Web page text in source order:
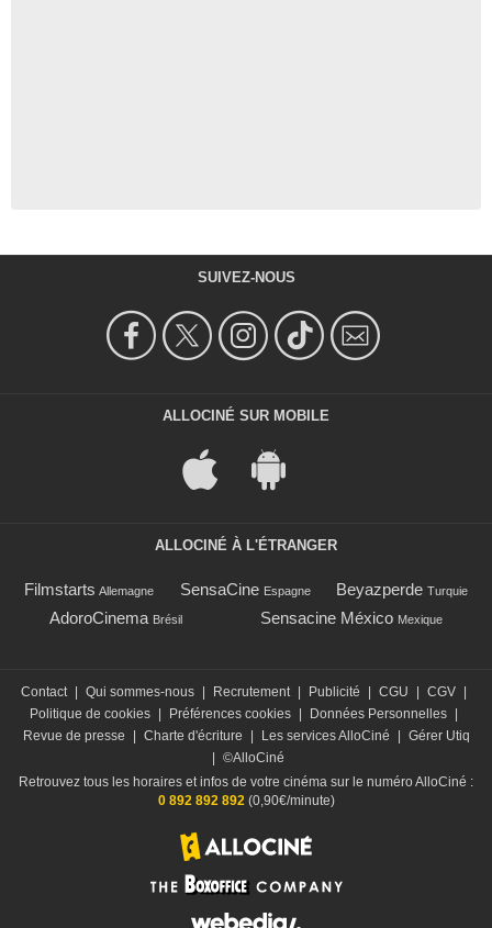
SUIVEZ-NOUS
ALLOCINÉ SUR MOBILE
ALLOCINÉ À L'ÉTRANGER
Filmstarts Allemagne SensaCine Espagne Beyazperde Turquie
AdoroCinema Brésil Sensacine México Mexique
Contact | Qui sommes-nous | Recrutement | Publicité | CGU | CGV |
Politique de cookies | Préférences cookies | Données Personnelles |
Revue de presse
| Charte d'écriture | Les services AlloCiné | Gérer Utiq
| ©AlloCiné
Retrouvez tous les horaires et infos de votre cinéma sur le numéro AlloCiné :
0 892 892 892 (0,90€/minute)